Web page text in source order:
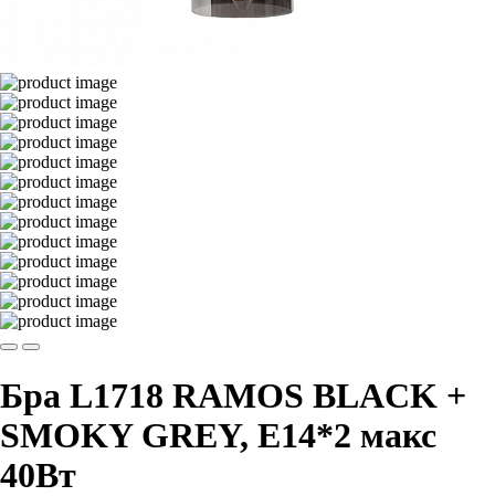
Бра L1718 RAMOS BLACK +
SMOKY GREY, E14*2 макс
40Вт